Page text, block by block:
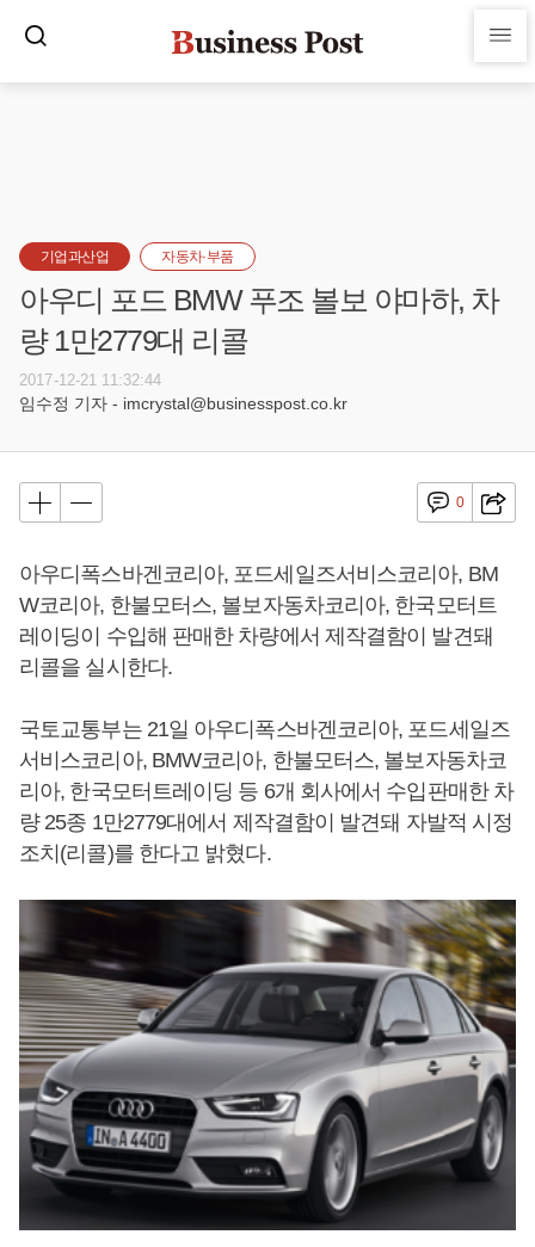
기업과산업 자동차·부품
아우디 포드 BMW 푸조 볼보 야마하, 차
량 1만2779대 리콜
2017-12-21 11:32:44
임수정 기자 - imcrystal@businesspost.co.kr
0
아우디폭스바겐코리아, 포드세일즈서비스코리아, BM
W코리아, 한불모터스, 볼보자동차코리아, 한국모터트
레이딩이 수입해 판매한 차량에서 제작결함이 발견돼
리콜을 실시한다.
국토교통부는 21일 아우디폭스바겐코리아, 포드세일즈
서비스코리아, BMW코리아, 한불모터스, 볼보자동차코
리아, 한국모터트레이딩 등 6개 회사에서 수입판매한 차
량 25종 1만2779대에서 제작결함이 발견돼 자발적 시정
조치(리콜)를 한다고 밝혔다.